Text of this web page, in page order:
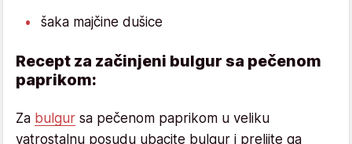
šaka majčine dušice
Recept za začinjeni bulgur sa pečenom
paprikom:
Za bulgur sa pečenom paprikom u veliku
vatrostalnu posudu ubacite bulgur i prelijte ga